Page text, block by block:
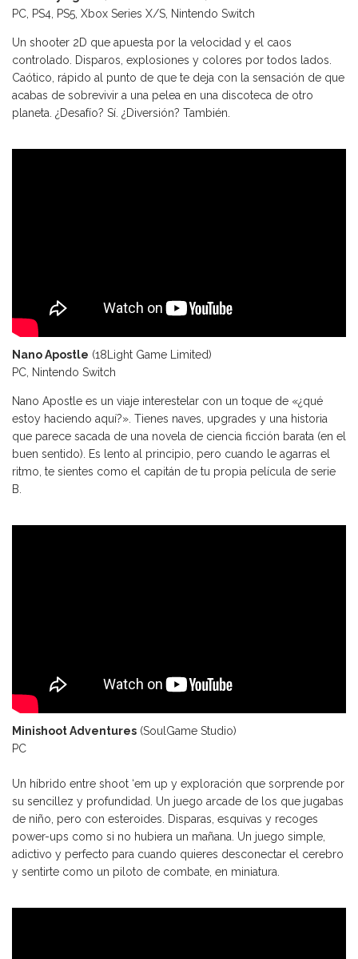
PC, PS4, PS5, Xbox Series X/S, Nintendo Switch
Un shooter 2D que apuesta por la velocidad y el caos
controlado. Disparos, explosiones y colores por todos lados.
Caótico, rápido al punto de que te deja con la sensación de que
acabas de sobrevivir a una pelea en una discoteca de otro
planeta. ¿Desafío? Sí. ¿Diversión? También.
Nano Apostle (18Light Game Limited)
PC, Nintendo Switch
Nano Apostle es un viaje interestelar con un toque de «¿qué
estoy haciendo aquí?». Tienes naves, upgrades y una historia
que parece sacada de una novela de ciencia ficción barata (en el
buen sentido). Es lento al principio, pero cuando le agarras el
ritmo, te sientes como el capitán de tu propia película de serie
B.
Minishoot Adventures (SoulGame Studio)
PC
Un híbrido entre shoot ‘em up y exploración que sorprende por
su sencillez y profundidad. Un juego arcade de los que jugabas
de niño, pero con esteroides. Disparas, esquivas y recoges
power-ups como si no hubiera un mañana. Un juego simple,
adictivo y perfecto para cuando quieres desconectar el cerebro
y sentirte como un piloto de combate, en miniatura.